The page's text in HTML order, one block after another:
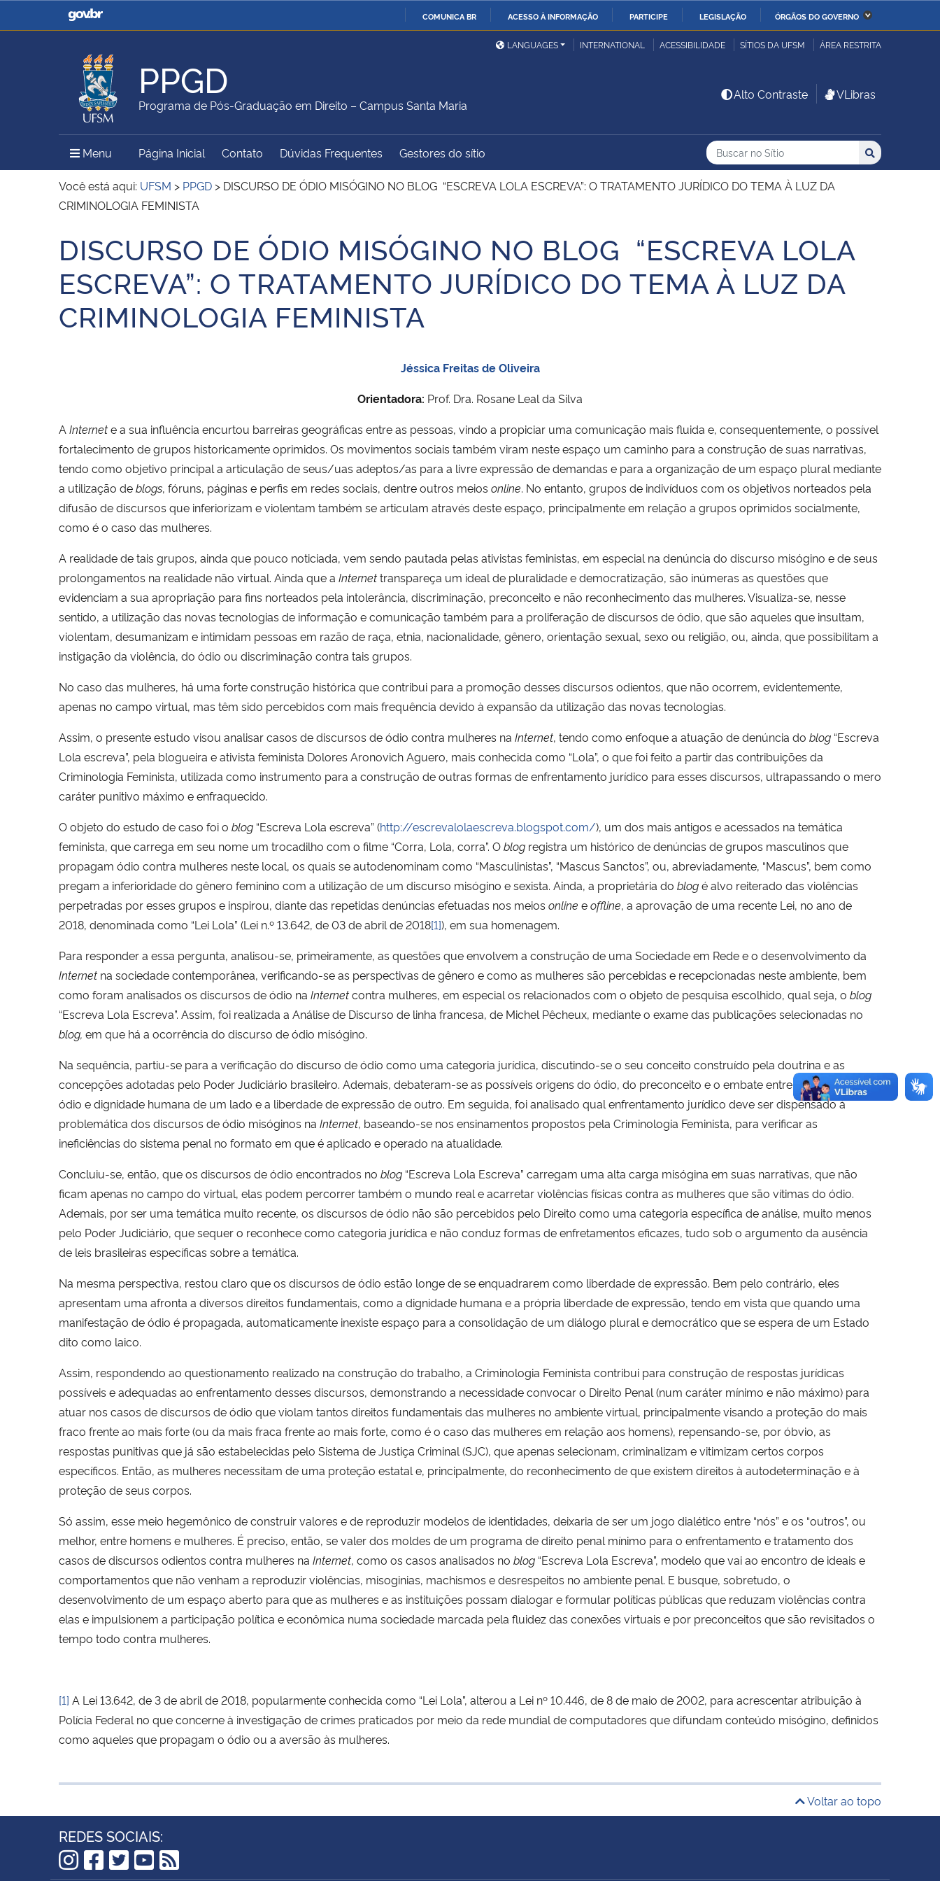
COMUNICA BR ACESSO À INFORMAÇÃO PARTICIPE LEGISLAÇÃO ÓRGÃOS DO GOVERNO
Casa Civil
Ministério da Justiça e
Ministério da Defesa
Ministério das Relações
Exteriores
Ministério da Economia Ministério da Infraestrutura
Ministério da Agricultura,
Pecuária e Abastecimento
Ministério da Educação
Ministério da Ciência,
Tecnologia, Inovações e
Ministério do Meio Ambiente Ministério do Turismo
Ministério do
Desenvolvimento Regional
Controladoria-Geral da
União
Família e dos Direitos
Gabinete de Segurança
Institucional
Advocacia-Geral da União Planalto
LANGUAGES INTERNATIONAL ACESSIBILIDADE SÍTIOS DA UFSM ÁREA RESTRITA
PPGD
Programa de Pós-Graduação em Direito – Campus Santa Maria
Alto Contraste VLibras
Menu Menu Principal do Sítio
Página Inicial Contato Dúvidas Frequentes Gestores do sítio Busca
Buscar no no Sítio
Busca: Buscar
Você está aqui: UFSM > PPGD > DISCURSO DE ÓDIO MISÓGINO NO BLOG “ESCREVA LOLA ESCREVA”: O TRATAMENTO JURÍDICO DO TEMA À LUZ DA
CRIMINOLOGIA FEMINISTA
Início do conteúdo
DISCURSO DE ÓDIO MISÓGINO NO BLOG “ESCREVA LOLA
ESCREVA”: O TRATAMENTO JURÍDICO DO TEMA À LUZ DA
CRIMINOLOGIA FEMINISTA
Jéssica Freitas de Oliveira
Orientadora: Prof. Dra. Rosane Leal da Silva
A Internete a sua influência encurtou barreiras geográficas entre as pessoas, vindo a propiciar uma comunicação mais fluida e, consequentemente, o possível
fortalecimento de grupos historicamente oprimidos. Os movimentos sociais também viram neste espaço um caminho para a construção de suas narrativas,
tendo como objetivo principal a articulação de seus/uas adeptos/as para a livre expressão de demandas e para a organização de um espaço plural mediante
a utilização deblogs, fóruns, páginas e perfis em redes sociais, dentre outros meios online. No entanto, grupos de indivíduos com os objetivos norteados pela
difusão de discursos que inferiorizam e violentam também se articulam através deste espaço, principalmente em relação a grupos oprimidos socialmente,
como é o caso das mulheres.
A realidade de tais grupos, ainda que pouco noticiada, vem sendo pautada pelas ativistas feministas, em especial na denúncia do discurso misógino e de seus
prolongamentos na realidade não virtual. Ainda que a Internettranspareça um ideal de pluralidade e democratização, são inúmeras as questões que
evidenciam a sua apropriação para fins norteados pela intolerância, discriminação, preconceito e não reconhecimento das mulheres. Visualiza-se, nesse
sentido, a utilização das novas tecnologias de informação e comunicação também para a proliferação de discursos de ódio, que são aqueles que insultam,
violentam, desumanizam e intimidam pessoas em razão de raça, etnia, nacionalidade, gênero, orientação sexual, sexo ou religião, ou, ainda, que possibilitam a
instigação da violência, do ódio ou discriminação contra tais grupos.
No caso das mulheres, há uma forte construção histórica que contribui para a promoção desses discursos odientos, que não ocorrem, evidentemente,
apenas no campo virtual, mas têm sido percebidos com mais frequência devido à expansão da utilização das novas tecnologias.
Assim, o presente estudo visou analisar casos de discursos de ódio contra mulheres na Internet, tendo como enfoque a atuação de denúncia do blog “Escreva
Lola escreva”, pela blogueira e ativista feminista Dolores Aronovich Aguero, mais conhecida como “Lola”, o que foi feito a partir das contribuições da
Criminologia Feminista, utilizada como instrumento para a construção de outras formas de enfrentamento jurídico para esses discursos, ultrapassando o mero
caráter punitivo máximo e enfraquecido.
O objeto do estudo de caso foi o blog “Escreva Lola escreva” (http://escrevalolaescreva.blogspot.com/), um dos mais antigos e acessados na temática
feminista, que carrega em seu nome um trocadilho com o filme “Corra, Lola, corra”. Oblog registra um histórico de denúncias de grupos masculinos que
propagam ódio contra mulheres neste local, os quais se autodenominam como “Masculinistas”, “Mascus Sanctos”, ou, abreviadamente, “Mascus”, bem como
pregam a inferioridade do gênero feminino com a utilização de um discurso misógino e sexista. Ainda, a proprietária do blogé alvo reiterado das violências
perpetradas por esses grupos e inspirou, diante das repetidas denúncias efetuadas nos meios online eoffline, a aprovação de uma recente Lei, no ano de
2018, denominada como “Lei Lola” (Lei n.º 13.642, de 03 de abril de 2018[1]), em sua homenagem.
Para responder a essa pergunta, analisou-se, primeiramente, as questões que envolvem a construção de uma Sociedade em Rede e o desenvolvimento da
Internet na sociedade contemporânea, verificando-se as perspectivas de gênero e como as mulheres são percebidas e recepcionadas neste ambiente, bem
como foram analisados os discursos de ódio na Internetcontra mulheres, em especial os relacionados com o objeto de pesquisa escolhido, qual seja, o blog
“Escreva Lola Escreva”. Assim, foi realizada a Análise de Discurso de linha francesa, de Michel Pêcheux, mediante o exame das publicações selecionadas no
blog, em que há a ocorrência do discurso de ódio misógino.
Na sequência, partiu-se para a verificação do discurso de ódio como uma categoria jurídica, discutindo-se o seu conceito construído pela doutrina e as
concepções adotadas pelo Poder Judiciário brasileiro. Ademais, debateram-se as possíveis origens do ódio, do preconceito e o embate entre o discurso de
ódio e dignidade humana de um lado e a liberdade de expressão de outro. Em seguida, foi analisado qual enfrentamento jurídico deve ser dispensado à
problemática dos discursos de ódio misóginos na Internet, baseando-se nos ensinamentos propostos pela Criminologia Feminista, para verificar as
ineficiências do sistema penal no formato em que é aplicado e operado na atualidade.
Concluiu-se, então, que os discursos de ódio encontrados no blog “Escreva Lola Escreva” carregam uma alta carga misógina em suas narrativas, que não
ficam apenas no campo do virtual, elas podem percorrer também o mundo real e acarretar violências físicas contra as mulheres que são vítimas do ódio.
Ademais, por ser uma temática muito recente, os discursos de ódio não são percebidos pelo Direito como uma categoria específica de análise, muito menos
pelo Poder Judiciário, que sequer o reconhece como categoria jurídica e não conduz formas de enfretamentos eficazes, tudo sob o argumento da ausência
de leis brasileiras específicas sobre a temática.
Na mesma perspectiva, restou claro que os discursos de ódio estão longe de se enquadrarem como liberdade de expressão. Bem pelo contrário, eles
apresentam uma afronta a diversos direitos fundamentais, como a dignidade humana e a própria liberdade de expressão, tendo em vista que quando uma
manifestação de ódio é propagada, automaticamente inexiste espaço para a consolidação de um diálogo plural e democrático que se espera de um Estado
dito como laico.
Assim, respondendo ao questionamento realizado na construção do trabalho, a Criminologia Feminista contribui para construção de respostas jurídicas
possíveis e adequadas ao enfrentamento desses discursos, demonstrando a necessidade convocar o Direito Penal (num caráter mínimo e não máximo) para
atuar nos casos de discursos de ódio que violam tantos direitos fundamentais das mulheres no ambiente virtual, principalmente visando a proteção do mais
fraco frente ao mais forte (ou da mais fraca frente ao mais forte, como é o caso das mulheres em relação aos homens), repensando-se, por óbvio, as
respostas punitivas que já são estabelecidas pelo Sistema de Justiça Criminal (SJC), que apenas selecionam, criminalizam e vitimizam certos corpos
específicos. Então, as mulheres necessitam de uma proteção estatal e, principalmente, do reconhecimento de que existem direitos à autodeterminação e à
proteção de seus corpos.
Só assim, esse meio hegemônico de construir valores e de reproduzir modelos de identidades, deixaria de ser um jogo dialético entre “nós” e os “outros”, ou
melhor, entre homens e mulheres. É preciso, então, se valer dos moldes de um programa de direito penal mínimo para o enfrentamento e tratamento dos
casos de discursos odientos contra mulheres na Internet, como os casos analisados no blog “Escreva Lola Escreva”, modelo que vai ao encontro de ideais e
comportamentos que não venham a reproduzir violências, misoginias, machismos e desrespeitos no ambiente penal. E busque, sobretudo, o
desenvolvimento de um espaço aberto para que as mulheres e as instituições possam dialogar e formular políticas públicas que reduzam violências contra
elas e impulsionem a participação política e econômica numa sociedade marcada pela fluidez das conexões virtuais e por preconceitos que são revisitados o
tempo todo contra mulheres.
[1] A Lei 13.642, de 3 de abril de 2018, popularmente conhecida como “Lei Lola”, alterou a Lei nº 10.446, de 8 de maio de 2002, para acrescentar atribuição à
Polícia Federal no que concerne à investigação de crimes praticados por meio da rede mundial de computadores que difundam conteúdo misógino, definidos
como aqueles que propagam o ódio ou a aversão às mulheres.
Voltar ao topo
REDES SOCIAIS: